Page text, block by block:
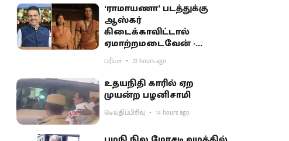
‘ராமாயணா’ படத்துக்கு
ஆஸ்கர்
கிடைக்காவிட்டால்
ஏமாற்றமடைவேன் -
மகாராஷ்டிர முதல்வர்
பகிர்வு
ப்ரியா 22 hours ago
உதயநிதி காரில் ஏற
முயன்ற பழனிசாமி
செய்திப்பிரிவு 14 hours ago